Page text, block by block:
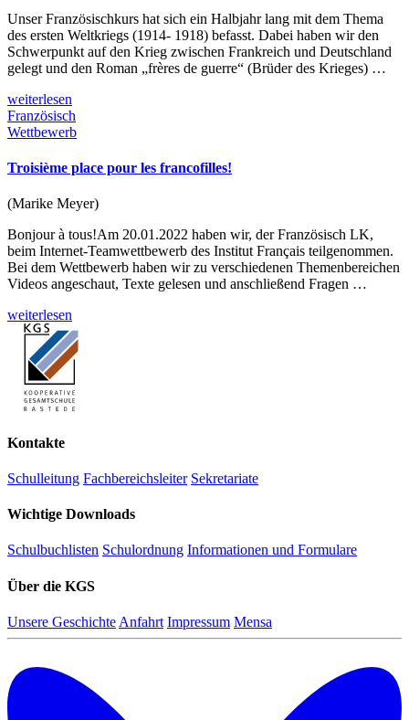
Unser Französischkurs hat sich ein Halbjahr lang mit dem Thema
des ersten Weltkriegs (1914- 1918) befasst. Dabei haben wir den
Schwerpunkt auf den Krieg zwischen Frankreich und Deutschland
gelegt und den Roman „frères de guerre“ (Brüder des Krieges) …
weiterlesen
Französisch
Wettbewerb
Troisième place pour les francofilles!
(Marike Meyer)
Bonjour à tous!Am 20.01.2022 haben wir, der Französisch LK,
beim Internet-Teamwettbewerb des Institut Français teilgenommen.
Bei dem Wettbewerb haben wir zu verschiedenen Themenbereichen
Videos angeschaut, Texte gelesen und anschließend Fragen …
weiterlesen
Kontakte
Schulleitung Fachbereichsleiter Sekretariate
Wichtige Downloads
Schulbuchlisten Schulordnung Informationen und Formulare
Über die KGS
Unsere Geschichte Anfahrt Impressum Mensa